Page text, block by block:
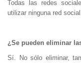
Todas las redes
utilizar ninguna red
¿Se pueden eliminar
Sí. No sólo eliminar,